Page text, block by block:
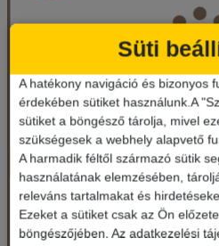
Város:
Ellátás:
Szobatípus:
Időpont: 2026-
GRUPOTEL
Spanyolország
437 €-tól
Süti
A hatékony navigáció és bizonyos
érdekében sütiket használunk.A
sütiket a böngésző tárolja, mivel
szükségesek a webhely alapvető
A harmadik féltől származó sütik
használatának elemzésében,
releváns tartalmakat és
Ezeket a sütiket csak az Ön
böngészőjében. Az adatkezelési